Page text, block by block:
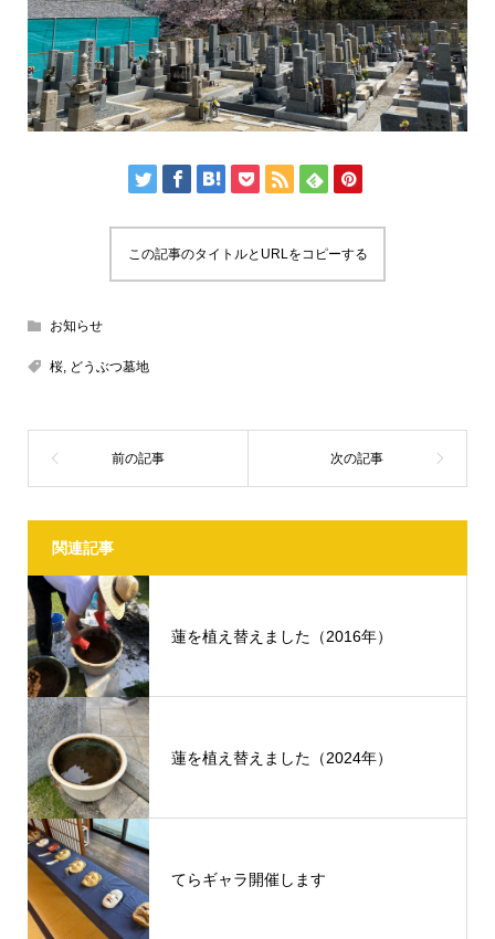
この記事のタイトルとURLをコピーする
お知らせ
桜, どうぶつ墓地
関連記事
蓮を植え替えました（2016年）
蓮を植え替えました（2024年）
てらギャラ開催します